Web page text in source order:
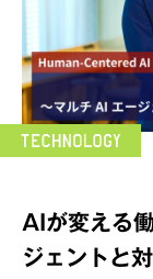
AIが変える
ジェントと